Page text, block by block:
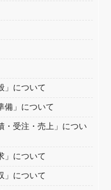
」について
備」について
・受注・売上」につい
」について
」について